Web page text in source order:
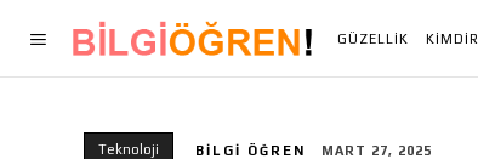
GÜZELLIK KIMDIR
Teknoloji BILGI ÖĞREN MART 27, 2025